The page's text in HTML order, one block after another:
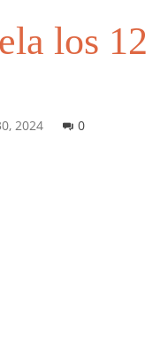
los
2024 0